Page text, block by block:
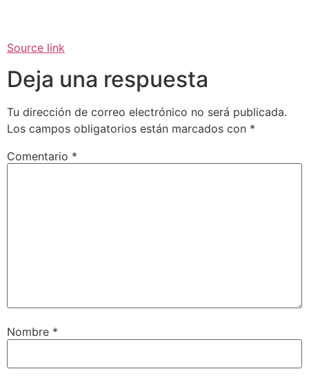
Source link
Deja una respuesta
Tu dirección de correo electrónico no será publicada.
Los campos obligatorios están marcados con *
Comentario *
Nombre *